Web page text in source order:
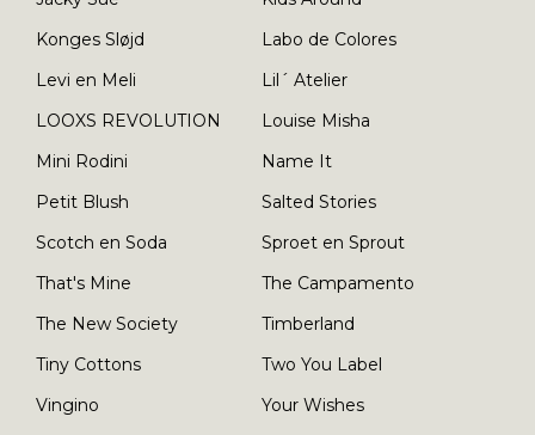
Konges Sløjd
Labo de Colores
Levi en Meli
Lil´ Atelier
LOOXS REVOLUTION
Louise Misha
Mini Rodini
Name It
Petit Blush
Salted Stories
Scotch en Soda
Sproet en Sprout
That's Mine
The Campamento
The New Society
Timberland
Tiny Cottons
Two You Label
Vingino
Your Wishes